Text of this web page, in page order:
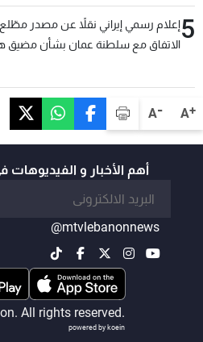
A+
A-
5إعلام رسمي إيراني نقلاً عن مصدر
الاتفاق مع سلطنة عمان بشأن مضيق
أهم الأخبار و الفيديوهات
@mtvlebanonnews
All rights reserved.
powered by koein